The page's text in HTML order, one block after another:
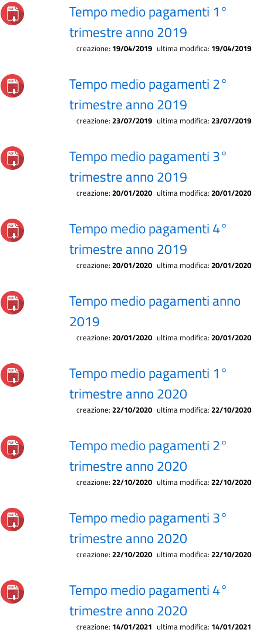
Tempo medio pagamenti 1°
trimestre anno 2019
creazione: 19/04/2019 ultima modifica: 19/04/2019
Tempo medio pagamenti 2°
trimestre anno 2019
creazione: 23/07/2019 ultima modifica: 23/07/2019
Tempo medio pagamenti 3°
trimestre anno 2019
creazione: 20/01/2020 ultima modifica: 20/01/2020
Tempo medio pagamenti 4°
trimestre anno 2019
creazione: 20/01/2020 ultima modifica: 20/01/2020
Tempo medio pagamenti anno
2019
creazione: 20/01/2020 ultima modifica: 20/01/2020
Tempo medio pagamenti 1°
trimestre anno 2020
creazione: 22/10/2020 ultima modifica: 22/10/2020
Tempo medio pagamenti 2°
trimestre anno 2020
creazione: 22/10/2020 ultima modifica: 22/10/2020
Tempo medio pagamenti 3°
trimestre anno 2020
creazione: 22/10/2020 ultima modifica: 22/10/2020
Tempo medio pagamenti 4°
trimestre anno 2020
creazione: 14/01/2021 ultima modifica: 14/01/2021